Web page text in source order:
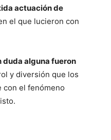
actuación de
el que lucieron con
duda alguna fueron
y diversión que los
con el fenómeno